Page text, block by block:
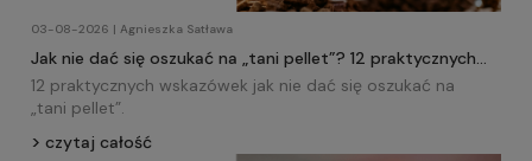
03-08-2026 | Agnieszka Satława
Jak nie dać się oszukać na „tani pellet”? 12 praktycznych
wskazówek!
12 praktycznych wskazówek jak nie dać się oszukać na
„tani pellet”.
czytaj całość